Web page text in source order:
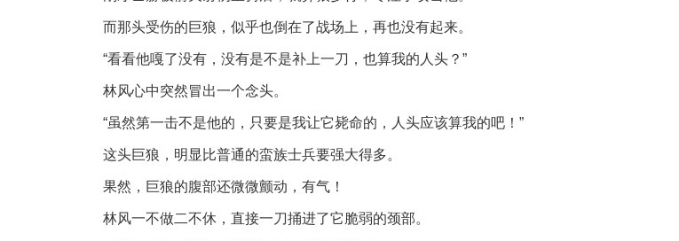
而那头受伤的巨狼，似乎也倒在了战场上，再也没有起来。
“看看他嘎了没有，没有是不是补上一刀，也算我的人头？”
林风心中突然冒出一个念头。
“虽然第一击不是他的，只要是我让它毙命的，人头应该算我的吧！”
这头巨狼，明显比普通的蛮族士兵要强大得多。
果然，巨狼的腹部还微微颤动，有气！
林风一不做二不休，直接一刀捅进了它脆弱的颈部。